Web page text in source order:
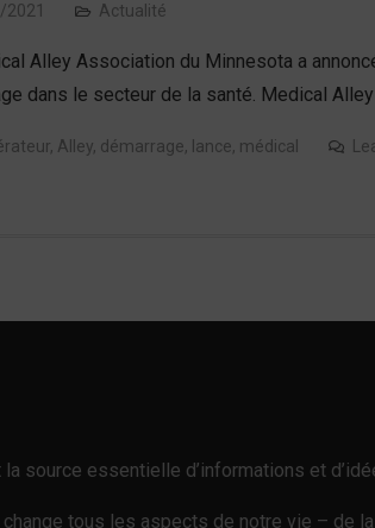
Actualité
Alley Association du Minnesota a
dans le secteur de la santé. Medical
, Alley, démarrage, lance, médical
source essentielle d’informations et
tous les aspects de notre vie – de